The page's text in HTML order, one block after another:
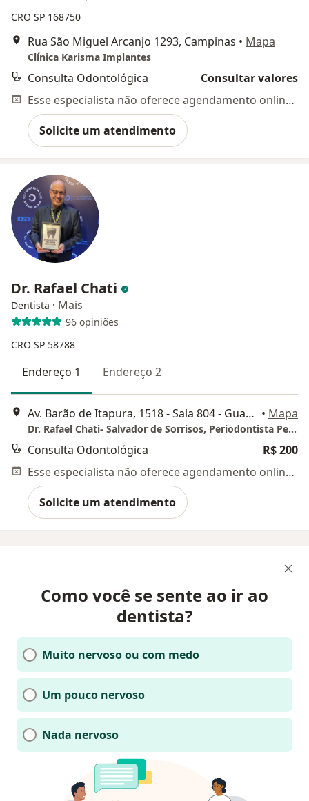
CRO SP 168750
Rua São Miguel Arcanjo 1293, Campinas • Mapa
Clínica Karisma Implantes
Consulta Odontológica
Consultar valores
Esse especialista não oferece agendamento online para esse endereço.
Solicite um atendimento
Dr. Rafael Chati
Dentista · Mais
96 opiniões
CRO SP 58788
Endereço 1 Endereço 2
Av. Barão de Itapura, 1518 - Sala 804 - Guanabara, Campinas • Mapa
Dr. Rafael Chati- Salvador de Sorrisos, Periodontista Periodiária Extraordinário, Odonto Geriatra e Perito Judicial
Consulta Odontológica
R$ 200
Esse especialista não oferece agendamento online para esse endereço.
Solicite um atendimento
Como você se sente ao ir ao
dentista?
Muito nervoso ou com medo
Um pouco nervoso
Nada nervoso